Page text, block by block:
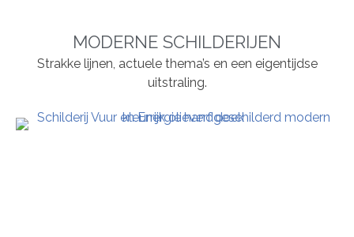
MODERNE SCHILDERIJEN
Strakke lijnen, actuele thema’s en een eigentijdse
uitstraling.